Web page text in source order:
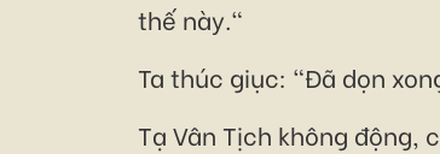
thế này."
Ta thúc giục: "Đã dọn
Tạ Vân Tịch không động,